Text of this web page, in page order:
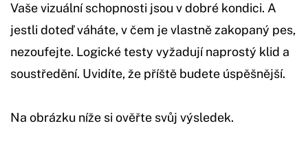
Vaše vizuální schopnosti jsou v dobré kondici. A
jestli doteď váháte, v čem je vlastně zakopaný pes,
nezoufejte. Logické testy vyžadují naprostý klid a
soustředění. Uvidíte, že příště budete úspěšnější.
Na obrázku níže si ověřte svůj výsledek.